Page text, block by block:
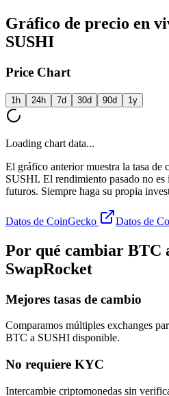
Gráfico de precio en
SUSHI
Price Chart
1h 24h 7d 30d 90d 1y
Loading chart data...
El gráfico anterior muestra la tasa
SUSHI. El rendimiento pasado no es
futuros. Siempre haga su propia
Datos de CoinGecko Datos de
Por qué cambiar BTC
SwapRocket
Mejores tasas de cambio
Comparamos múltiples exchanges
BTC a SUSHI disponible.
No requiere KYC
Intercambie criptomonedas sin